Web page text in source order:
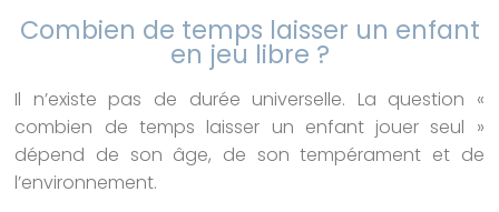
Combien de temps laisser un enfant
en jeu libre ?
Il n’existe pas de durée universelle. La question «
combien de temps laisser un enfant jouer seul »
dépend de son âge, de son tempérament et de
l’environnement.